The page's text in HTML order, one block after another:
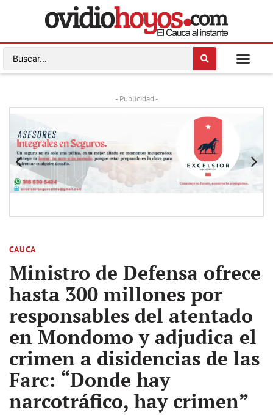
- Publicidad -
CAUCA
Ministro de Defensa ofrece
hasta 300 millones por
responsables del atentado
en Mondomo y adjudica el
crimen a disidencias de las
Farc: “Donde hay
narcotráfico, hay crimen”